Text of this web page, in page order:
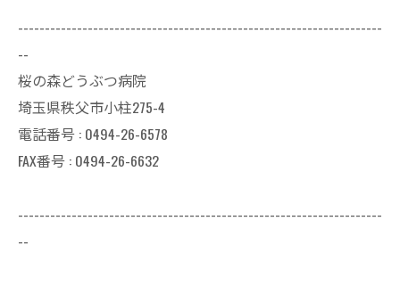
--------------------------------------------------------------------
--
桜の森どうぶつ病院
埼玉県秩父市小柱275-4
電話番号 : 0494-26-6578
FAX番号 : 0494-26-6632
--------------------------------------------------------------------
--